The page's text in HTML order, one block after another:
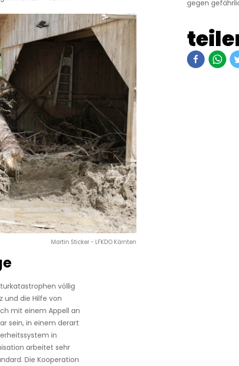
Martin Sticker - LFKDO Kärnten
völlig
und die Hilfe von
mit einem Appell an
sein, in einem derart
in
arbeitet sehr
Die Kooperation
gegen